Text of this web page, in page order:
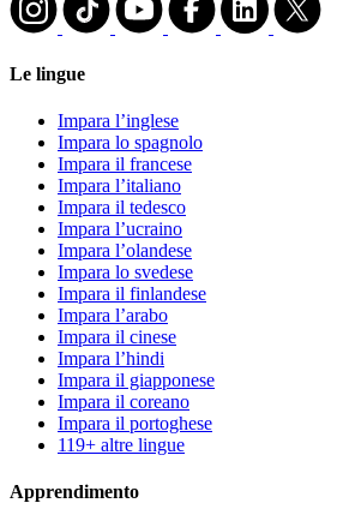
Le lingue
Impara l’inglese
Impara lo spagnolo
Impara il francese
Impara l’italiano
Impara il tedesco
Impara l’ucraino
Impara l’olandese
Impara lo svedese
Impara il finlandese
Impara l’arabo
Impara il cinese
Impara l’hindi
Impara il giapponese
Impara il coreano
Impara il portoghese
119+ altre lingue
Apprendimento